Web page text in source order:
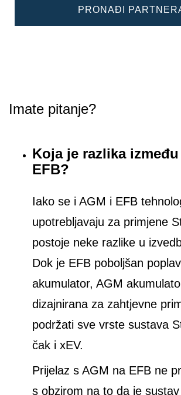
PRONAĐI
Imate pitanje?
Koja je razlika između
EFB?
Iako se i AGM i EFB
upotrebljavaju za primjene
postoje neke razlike u
Dok je EFB poboljšan
akumulator, AGM
dizajnirana za zahtjevne
podržati sve vrste sustava
čak i xEV.
Prijelaz s AGM na EFB ne
s obzirom na to da je